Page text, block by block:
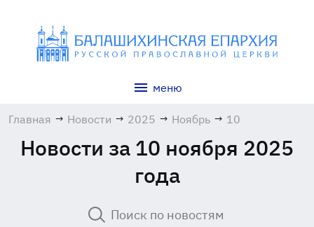
меню
Главная → Новости → 2025 → Ноябрь → 10
Новости за 10 ноября 2025
года